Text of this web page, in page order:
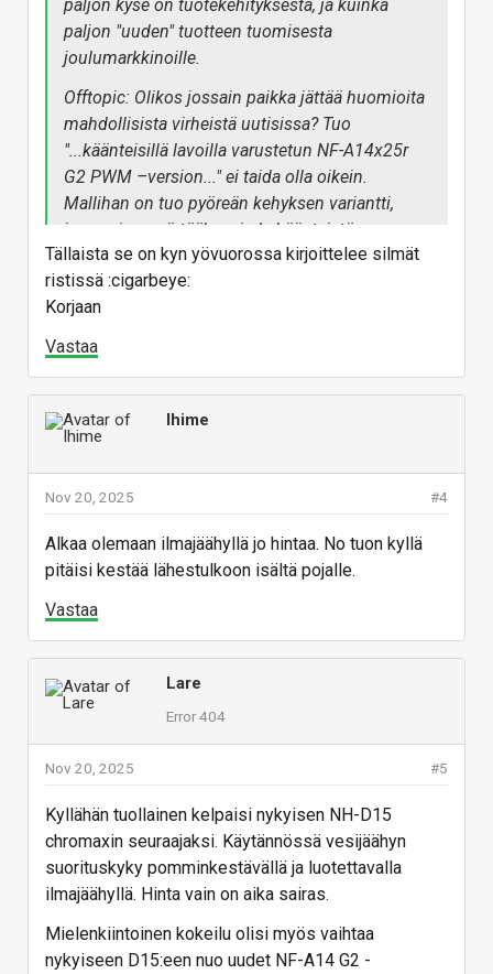
paljon kyse on tuotekehityksestä, ja kuinka
paljon "uuden" tuotteen tuomisesta
joulumarkkinoille.
Offtopic: Olikos jossain paikka jättää huomioita
mahdollisista virheistä uutisissa? Tuo
"...käänteisillä lavoilla varustetun NF-A14x25r
G2 PWM –version..." ei taida olla oikein.
Mallihan on tuo pyöreän kehyksen variantti,
jossa ei ymmärtääkseni ole käänteistä
ilmavirtaa. Eliroundeikäreverse.
Tällaista se on kyn yövuorossa kirjoittelee silmät
ristissä :cigarbeye:
Korjaan
Vastaa
Ihime
#4
Nov 20, 2025
Alkaa olemaan ilmajäähyllä jo hintaa. No tuon kyllä
pitäisi kestää lähestulkoon isältä pojalle.
Vastaa
Lare
Error 404
#5
Nov 20, 2025
Kyllähän tuollainen kelpaisi nykyisen NH-D15
chromaxin seuraajaksi. Käytännössä vesijäähyn
suorituskyky pomminkestävällä ja luotettavalla
ilmajäähyllä. Hinta vain on aika sairas.
Mielenkiintoinen kokeilu olisi myös vaihtaa
nykyiseen D15:een nuo uudet NF-A14 G2 -